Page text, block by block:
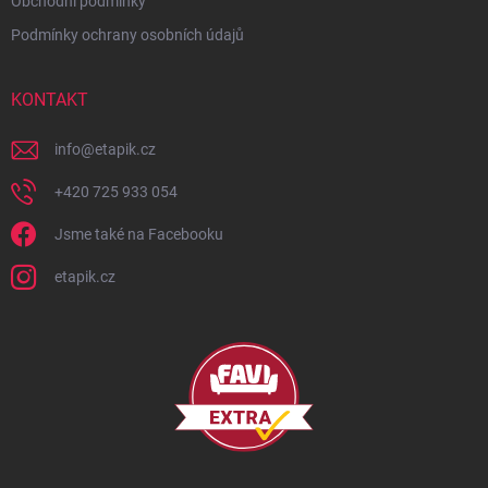
Podmínky ochrany osobních údajů
KONTAKT
info@etapik.cz
+420 725 933 054
Jsme také na Facebooku
etapik.cz